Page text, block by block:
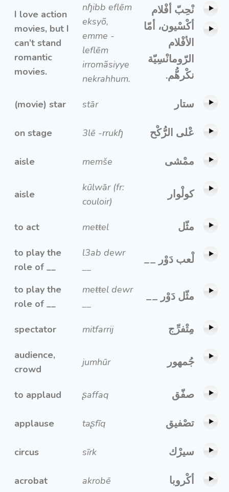
I love action
movies, but I
can’t stand
romantic
movies.
nɧibb eflēm
eksyõ,
emme -
leflēm
irromãsiyye
nekrahhum.
نْحِبّ أفْلام
أكْسْيون، أمّا
الأفْلام
الرّومانْسِيّة
نكْرهُّم.
(movie) star stār ستار
on stage 3lē -rrukɧ عْلى الرُّكْح
aisle memše ممْشى
aisle
kūlwār (fr:
couloir)
كولْوار
to act meŧŧel مثّل
to play the
role of __
l3ab dewr
__
لْعب دَوْر __
to play the
role of __
meŧŧel dewr
__
مثّل دَوْر __
spectator mitfarrij مِتْفرِّج
audience,
crowd
jumhūr جُمهور
to applaud ʂaffaq صفّق
applause taʂfīq تصْفيق
circus sīrk سيرْك
acrobat akrobē أكْروبا